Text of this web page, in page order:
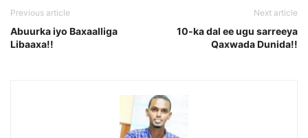
Previous article
Abuurka iyo Baxaalliga
Libaaxa!!
Next article
10-ka dal ee ugu sarreeya
Qaxwada Dunida!!